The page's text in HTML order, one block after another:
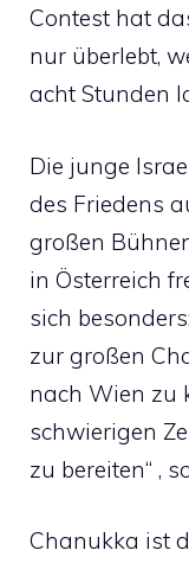
Contest hat
nur überlebt,
acht Stunden
Die junge
des Friedens
großen
in Österreich
sich
zur großen
nach Wien zu
schwierigen
zu bereiten“ ,
Chanukka ist